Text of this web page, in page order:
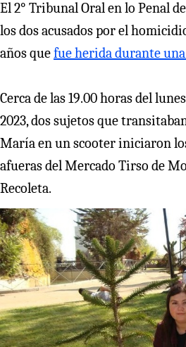
El 2° Tribunal Oral en lo Penal
los dos acusados por el
años quefue herida durante
Cerca de las 19.00 horas del
2023, dos sujetos que
María en un scooter iniciaron
afueras del Mercado Tirso de
Recoleta.